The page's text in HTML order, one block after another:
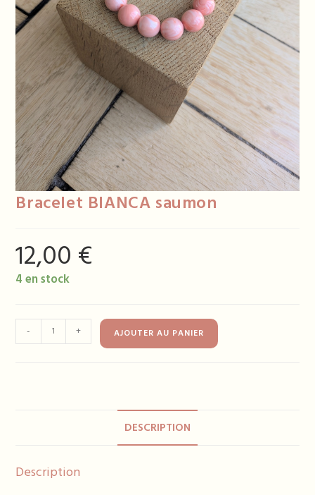
Bracelet BIANCA saumon
12,00 €
4 en stock
de
- + AJOUTER AU PANIER
DESCRIPTION
Description